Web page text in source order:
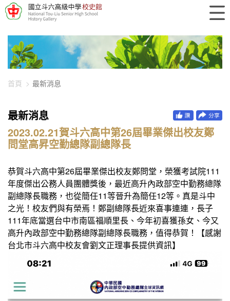
448-1703
首頁 最新消息
最新消息
2023.02.21賀斗六高中第26屆畢業傑出校友鄭
問堂高昇空勤總隊副總隊長
恭賀斗六高中第26屆畢業傑出校友鄭問堂，榮獲考試院111
年度傑出公務人員團體獎後，最近高升內政部空中勤務總隊
副總隊長職務，也從簡任11等晉升為簡任12等。真是斗中
之光！校友們與有榮焉！鄭副總隊長近來喜事連連，長子
111年底當選台中市南區福順里長、今年初喜獲孫女、今又
高升內政部空中勤務總隊副總隊長職務，值得恭賀！【感謝
台北市斗六高中校友會劉文正理事長提供資訊】